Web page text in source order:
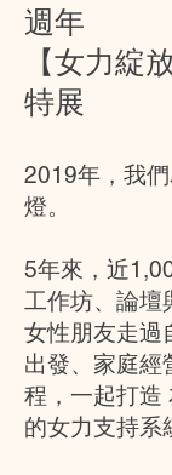
週年
【女力綻
特展
2019年，我
燈。
5年來，近
工作坊、論壇
女性朋友走過
出發、家庭經
程，一起打造
的女力支持系